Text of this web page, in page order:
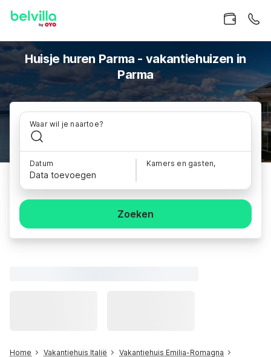
Huisje huren Parma - vakantiehuizen in
Parma
Waar wil je naartoe?
Datum
Data toevoegen
Kamers en gasten,
Zoeken
Home Vakantiehuis Italië
Vakantiehuis Emilia-Romagna